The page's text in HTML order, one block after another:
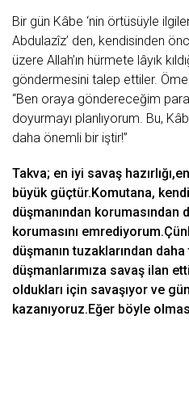
Bir gün Kâbe ‘nin örtüsüyle
Abdulazîz’ den, kendisinden
üzere Allah’ın hürmete lâyık
göndermesini talep ettiler.
“Ben oraya göndereceğim
doyurmayı planlıyorum. Bu,
daha önemli bir iştir!”
Takva; en iyi savaş hazırlığı,en
büyük güçtür.Komutana,
düşmanından korumasından
korumasını
düşmanın tuzaklarından
düşmanlarımıza savaş ilan
oldukları için savaşıyor ve
kazanıyoruz.Eğer böyle